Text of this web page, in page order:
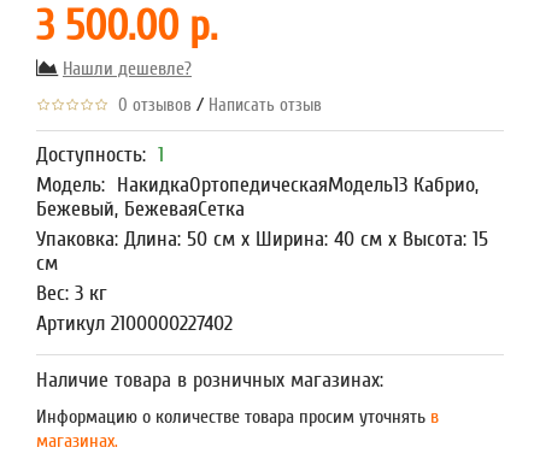
3 500.00 р.
Нашли дешевле?
0 отзывов / Написать отзыв
Доступность: 1
Модель: НакидкаОртопедическаяМодель13 Кабрио,
Бежевый, БежеваяСетка
Упаковка: Длина: 50 см x Ширина: 40 см x Высота: 15
см
Вес: 3 кг
Артикул 2100000227402
Наличие товара в розничных магазинах:
Информацию о количестве товара просим уточнять в
магазинах.